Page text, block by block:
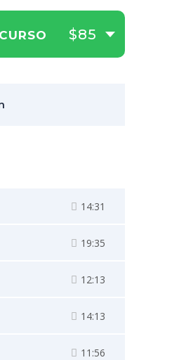
$85
14:31
19:35
12:13
14:13
11:56